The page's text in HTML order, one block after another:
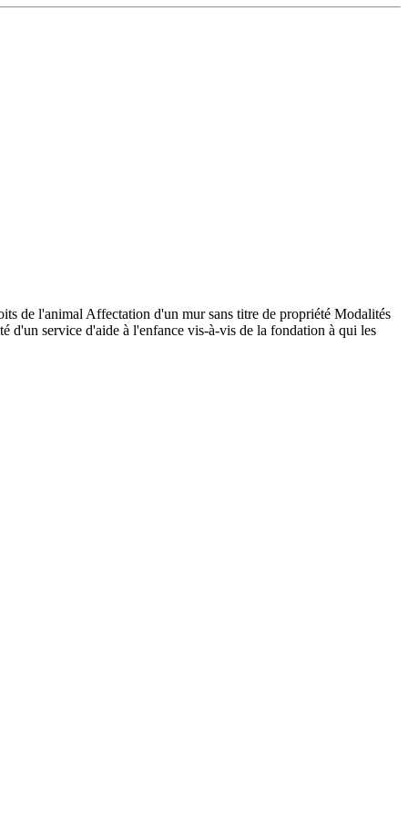
de l'animal Affectation d'un mur sans titre de propriété Modalités
d'un service d'aide à l'enfance vis-à-vis de la fondation à qui les